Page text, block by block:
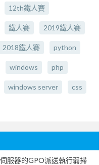
12th鐵人賽
鐵人賽 2019鐵人賽
2018鐵人賽 python
windows php
windows server css
服器的GPO派送執行弱掃